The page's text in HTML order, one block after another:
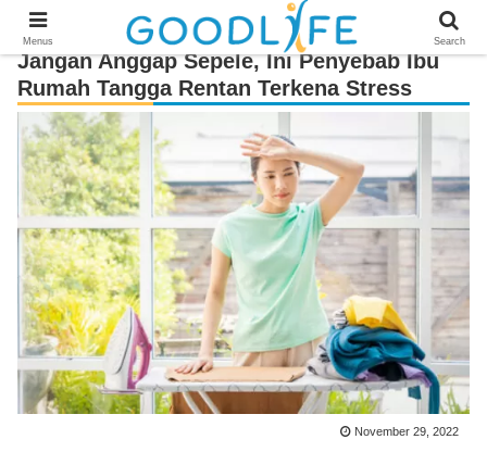
Jangan Anggap Sepele, Ini Penyebab Ibu
Rumah Tangga Rentan Terkena Stress
November 29, 2022
Menus Search